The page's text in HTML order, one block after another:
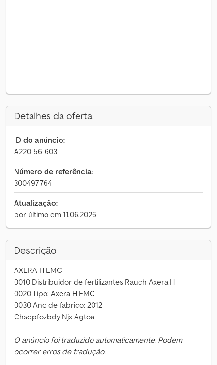
Detalhes da oferta
ID do anúncio:
A220-56-603
Número de referência:
300497764
Atualização:
por último em 11.06.2026
Descrição
AXERA H EMC
0010 Distribuidor de fertilizantes Rauch Axera H
0020 Tipo: Axera H EMC
0030 Ano de fabrico: 2012
Chsdpfozbdy Njx Agtoa
O anúncio foi traduzido automaticamente. Podem
ocorrer erros de tradução.